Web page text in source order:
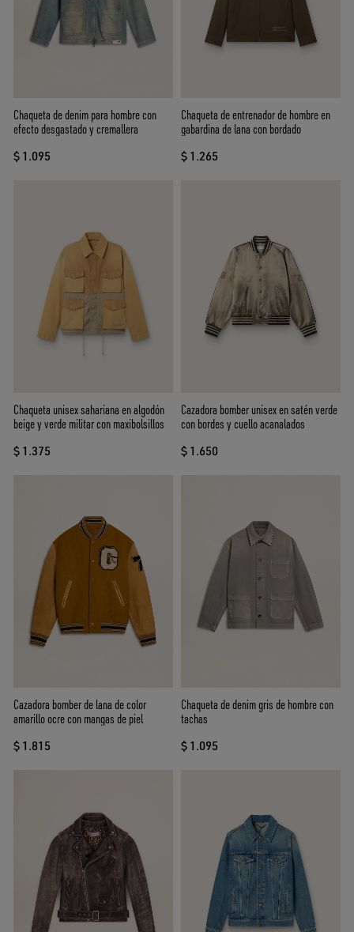
Chaqueta de denim para hombre con
efecto desgastado y cremallera
$ 1.095
Chaqueta de entrenador de hombre en
gabardina de lana con bordado
$ 1.265
Chaqueta unisex sahariana en algodón
beige y verde militar con maxibolsillos
$ 1.375
Cazadora bomber unisex en satén verde
con bordes y cuello acanalados
$ 1.650
Cazadora bomber de lana de color
amarillo ocre con mangas de piel
$ 1.815
Chaqueta de denim gris de hombre con
tachas
$ 1.095